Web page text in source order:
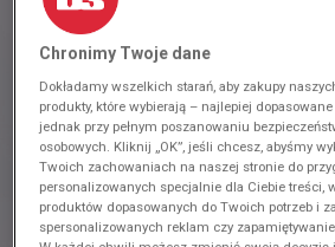
Chronimy Twoje dane
Dokładamy wszelkich starań, aby zakupy
produkty, które wybierają – najlepiej
jednak przy pełnym poszanowaniu
osobowych. Kliknij „OK”, jeśli chcesz, abyśmy
Twoich zachowaniach na naszej stronie do
personalizowanych specjalnie dla Ciebie treści,
produktów dopasowanych do Twoich potrzeb i
spersonalizowanych reklam czy